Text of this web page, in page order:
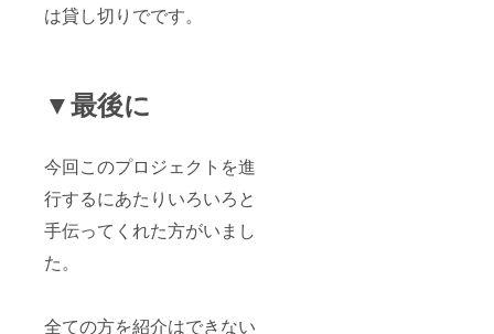
は貸し切りでです。
▼最後に
今回このプロジェクトを進
行するにあたりいろいろと
手伝ってくれた方がいまし
た。
全ての方を紹介はできない